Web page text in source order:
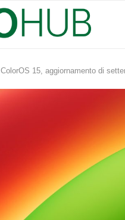
ColorOS 15, aggiornamento di